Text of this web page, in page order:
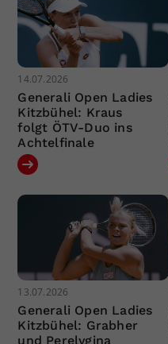
14.07.2026
Generali Open Ladies
Kitzbühel: Kraus
folgt ÖTV-Duo ins
Achtelfinale
13.07.2026
Generali Open Ladies
Kitzbühel: Grabher
und Perelygina